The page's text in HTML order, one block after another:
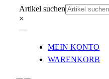
Inhalt
Artikel suchen
×
Navigation
MEIN KONTO
WARENKORB